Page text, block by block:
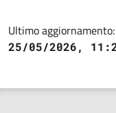
Ultimo aggiornamento:
25/05/2026,